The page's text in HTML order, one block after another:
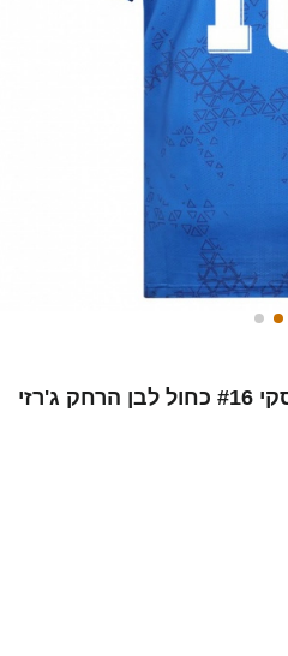
ילדים ישראל גבי קניקובסקי #16 כחול לבן הרחק ג'רזי